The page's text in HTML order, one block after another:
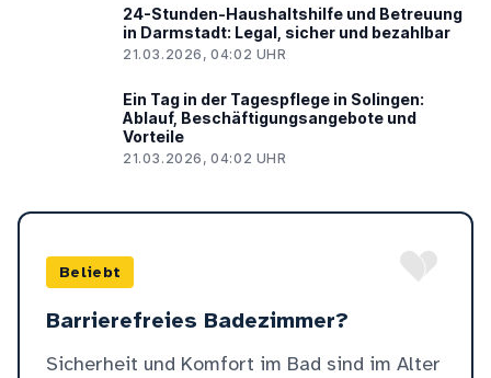
24-Stunden-Haushaltshilfe und Betreuung
in Darmstadt: Legal, sicher und bezahlbar
21.03.2026, 04:02 UHR
Ein Tag in der Tagespflege in Solingen:
Ablauf, Beschäftigungsangebote und
Vorteile
21.03.2026, 04:02 UHR
Beliebt
Barrierefreies Badezimmer?
Sicherheit und Komfort im Bad sind im Alter